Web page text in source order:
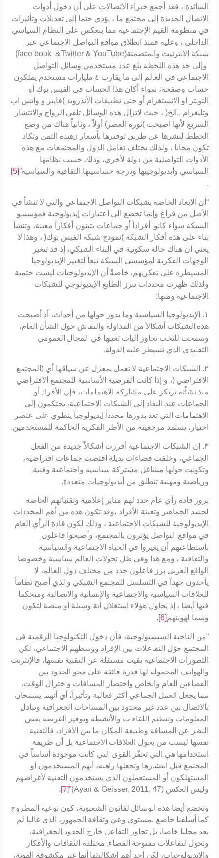
السائدة ، فقد أجمع خبراء الاتصالات على أن دخول أدوات
الاتصال الجديدة إلى مجتمع ما ، يؤدي حتما إلى تعديلات وتأثيرات
في منظومة القيم الإجتماعية مما ينعكس على النظام السياسي
الداخلي ، وعليه فمنذ انطلاق مواقع التواصل الاجتماعي عبر
شبكة الانترنيت والمتضمنة(face book &Twitter & YouTube)
وإلى حد هذه اللحظة بلغ عدد مستخدمي وسائل التواصل
الاجتماعي في العالم إلى ما يقارب ٤ مليارات مستخدم يملكون
حساب وصفحة، سواء أكان هذا الحساب في الفيس بوك أو
التويتر او الانستغرام أو حتى تطبيقات الأندرويد )فايبر و واتس اب
وتليغرام ..الخ( ، حيث لاتزال هذه الوسائل تلقي الرواج والانتشار
السريع لأنها اصبحت )ثورة العصر) أولاً ، وثانياً هناك من وضع
الخطط لنشرها عن طريق توفيرها بأسعار زهيدة الثمن وتكاد
تكون مجاناً ، ولذلك يختلف تعامل الدول والمجتمعات مع هذه
الأدوات التواصلية من دولة لأخرى، وذلك حسب نظامها
السياسي وأيديولوجيتها ودرجة حساسيتها الثقافية والسياسية”[5]
.
“أن الابعاد الخاصة بشبكات التواصل الاجتماعي والتي لا تنشأ في
الأصل من فراغ وإنما تخضع الى اعتبارات إيديولوجية فمؤسسو
الشبكة سواء كانوا أفراداً أو جماعات يتبنون أفكاراً معينة، وتنشأ
بناء على هذه أفكار الشبكة )نموذج شبكة الفيس بوك( ، وهذا لا
يعني أن هناك حالة سكونية في البناء الشبكي، إذ قد تتغير
الوجهات الفكرية لمؤسسي الشبكة تبعاً لتغيير الإيديولوجيا
المسيطرة على تفكريهم، خاصةً أن الإيديولوجيات ليست حتمية
ولذلك ظهرت محددات تبرز الطابع الإيديولوجي للشبكات
الاجتماعية ومنها:
١. الإيديولوجيا السياسية وما يدور حولها من أحداث، أذ أصبحت
هذه الشبكات أشكالاً من المداولة والنقاش حول الشأن العام،
وسمحت للنخب تجاوز أليات تغيبها في المجال العمومي
التقليدي الذي تسيطر عليه الدولة.
٢. الشبكات الاجتماعية لا تعمل بمعزل عن سياقها أي (المجتمع
الافتراضي (، و إذا كانت الفرضية الأساسية للمجتمع الافتراضي
منذ نشأته ترتكز على مشاركة الاهتمامات، فإن الأفراد أو
الجماعات عند النفاذ إلى الشبكات الاجتماعية، يحتكمون إلى
الاهتمامات التي تعد بدورها محدداً إيديولوجياً ينطوي على عنصر
اختيار، يستمد مرجعيته من الأطر الفكرية الحاكمة للمستخدمين.
٣. إن الشبكات الاجتماعية أفرزت أشكالاً جديدة من الفعل
الجماعي، وخلقت فضاءات بديلة اقتضت جماعات افتراضية،
وتكونت حولها مشاغل مشتركة سياسيه واجتماعية وفنية
ورياضية ومهنية تنطلق من أيديولوجيات متعددة.
بروز قادة رأي عام حدد لهم منابر إعلامية وتقنياتهم الخاصة
لحشد الجماهير وتعبئة الأفراد ،وقد تكون هذه من أهم المحددات
الإيديولوجية للشبكات الاجتماعية ، وذلك لكون قادة الرأي العام
في مواقع التواصل يؤثرون بالمجتمع، وأصبحوا فاعلون
باستطاعتهم أن يغيروا في الحياة ألاجتماعية والسياسية
والثقافية ، ومع هذا وفي ظل تحولات العالم سياسية وخصوصا
الواقع العربي برز فاعلون جدد من مختلف دول العالم، لا
يأخذون جهداً في التسلسل للمجتمع الشبكي والذي أصبح نظاماً
للعلاقات السياسية والاجتماعية والإنسانية والاتصالية ومتحكما
فيها أيضا ، إذ يحاول هؤلاء استغلال أية وسيلة أو منصة لتكون
وسما لهويتهم [6]
.
“من الناحية السيسيولوجية، فأن دخول التكنولوجيا الرقمية في
المجتمع حوّل التفاعلات بين الإفراد ووسطهم الاجتماعي، لكن
التطورات الاجتماعية بقيت مستقلة عن التقنية نفسها، فالإنترنت
والهواتف المحمولة لها قدرة فائقة على محو الحدود بين
الفضاءين العام والخاص واختصار المسافات واختزال الوقت،
مما يجعل العمل الجماعي أكثر فعالية وتأثيراً، أي أنهما يسمحان
بالاتصال بين عدد غير محدود بين المساحات الجغرافية وتبادل
المعلومات وتنظيم اللقاءات والأنشطة وتوفير الفرصة بغض
النظر عن المسافة وطبيعة المكان ما بين الأفراد، فالتقنية
نفسها ليست من يحول العلاقات الاجتماعية بل أن طريقة
استخدامها هي التي تحفّز القوى التي كانت موجودة أساساً في
المجتمع قبل انتشارها وتجعلها راهنة، أنهم المستخدمون أو
المستهلكون أو المستعملون الذي يستخدمون التقنية لأغراضهم
وليس العكس (Ayari & Geisser, 2011, 47)”
[7]
.
وتخضع أيضا هذه الوسائل لقانون الشعبوية، كون نوعية المطروح
كما أسلفنا خاضع لمستوى وعي وثقافة الجمهور، الذي غالبا لم
يعد محليا خاصا، بل تجاوز التفاعل خارج الحدود الجغرافية،
وتحول لتفاعلات مفتوحة الفضاء, مختلفة الثقافات والأفكار
والإيديولوجيات، لكن أحد أهم إشكاليتها أنها غير مكشوفة الهوية،